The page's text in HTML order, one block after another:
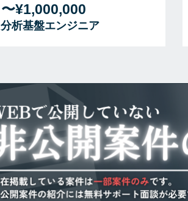
〜¥1,000,000
分析基盤エンジニア